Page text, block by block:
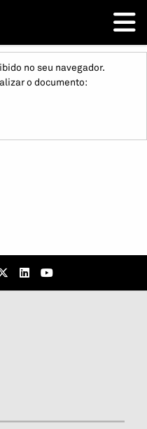
no seu navegador.
o documento: